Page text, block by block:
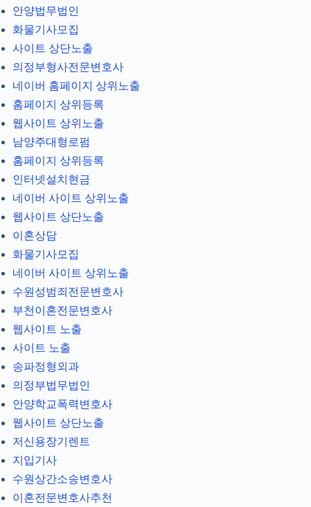
안양법무법인
화물기사모집
사이트 상단노출
의정부형사전문변호사
네이버 홈페이지 상위노출
홈페이지 상위등록
웹사이트 상위노출
남양주대형로펌
홈페이지 상위등록
인터넷설치현금
네이버 사이트 상위노출
웹사이트 상단노출
이혼상담
화물기사모집
네이버 사이트 상위노출
수원성범죄전문변호사
부천이혼전문변호사
웹사이트 노출
사이트 노출
송파정형외과
의정부법무법인
안양학교폭력변호사
웹사이트 상단노출
저신용장기렌트
지입기사
수원상간소송변호사
이혼전문변호사추천